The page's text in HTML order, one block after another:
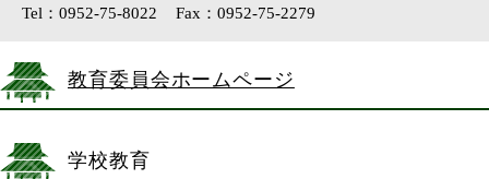
教育委員会ホームページ
学校教育
Tel：0952-75-8022
Fax：0952-75-2279